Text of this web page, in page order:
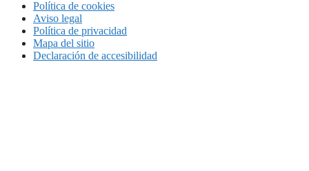
Política de cookies
Aviso legal
Política de privacidad
Mapa del sitio
Declaración de accesibilidad